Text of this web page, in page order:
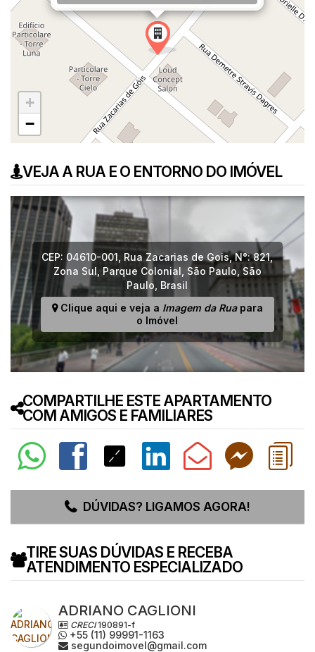
+
−
VEJA A RUA E O ENTORNO DO IMÓVEL
CEP: 04610-001 Rua Zacarias de Gois,N°:821,
Zona Sul Parque Colonial São Paulo São
Paulo Brasil
Clique aqui e veja a Imagem da Ruapara
o Imóvel
COMPARTILHE ESTE APARTAMENTO
COM AMIGOS E FAMILIARES
DÚVIDAS? LIGAMOS AGORA!
TIRE SUAS DÚVIDAS E RECEBA
ATENDIMENTO ESPECIALIZADO
ADRIANO CAGLIONI
CRECI190891-f
+55 (11) 99991-1163
segundoimovel@gmail.com